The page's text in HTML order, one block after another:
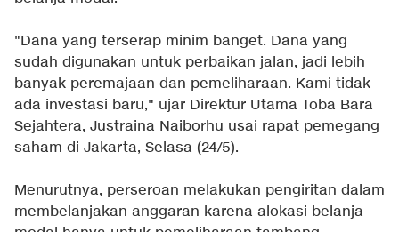
"Dana yang terserap minim banget. Dana yang
sudah digunakan untuk perbaikan jalan, jadi lebih
banyak peremajaan dan pemeliharaan. Kami tidak
ada investasi baru," ujar Direktur Utama Toba Bara
Sejahtera, Justraina Naiborhu usai rapat pemegang
saham di Jakarta, Selasa (24/5).
Menurutnya, perseroan melakukan pengiritan dalam
membelanjakan anggaran karena alokasi belanja